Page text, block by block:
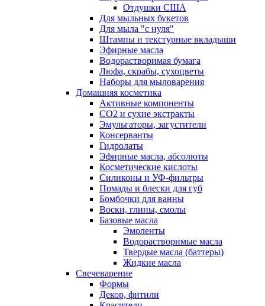
Отдушки США
Для мыльных букетов
Для мыла "с нуля"
Штампы и текстурные вкладыши
Эфирные масла
Водорастворимая бумага
Люфа, скрабы, сухоцветы
Наборы для мыловарения
Домашняя косметика
Активные компоненты
СО2 и сухие экстракты
Эмульгаторы, загустители
Консерванты
Гидролаты
Эфирные масла, абсолюты
Косметические кислоты
Силиконы и УФ-фильтры
Помады и блески для губ
Бомбочки для ванны
Воски, глины, смолы
Базовые масла
Эмоленты
Водорастворимые масла
Твердые масла (баттеры)
Жидкие масла
Свечеварение
Формы
Декор, фитили